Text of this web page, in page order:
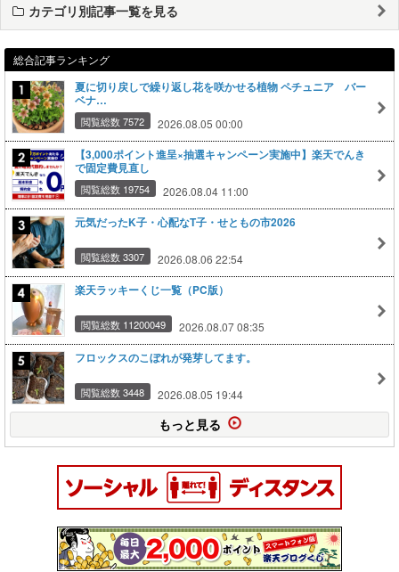
カテゴリ別記事一覧を見る
総合記事ランキング
夏に切り戻しで繰り返し花を咲かせる植物 ペチュニア バー
ベナ…
閲覧総数 7572 2026.08.05 00:00
【3,000ポイント進呈×抽選キャンペーン実施中】楽天でんき
で固定費見直し
閲覧総数 19754 2026.08.04 11:00
元気だったK子・心配なT子・せともの市2026
閲覧総数 3307 2026.08.06 22:54
楽天ラッキーくじ一覧（PC版）
閲覧総数 11200049 2026.08.07 08:35
フロックスのこぼれが発芽してます。
閲覧総数 3448 2026.08.05 19:44
もっと見る